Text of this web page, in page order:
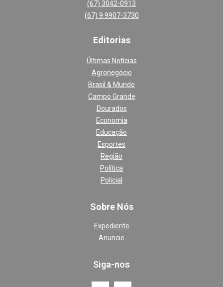
(67) 3042-0913
(67) 9 9907-3730
Editorias
Últimas Notícias
Agronegócio
Brasil & Mundo
Campo Grande
Dourados
Economia
Educação
Esportes
Região
Política
Policial
Sobre Nós
Expediente
Anuncie
Siga-nos